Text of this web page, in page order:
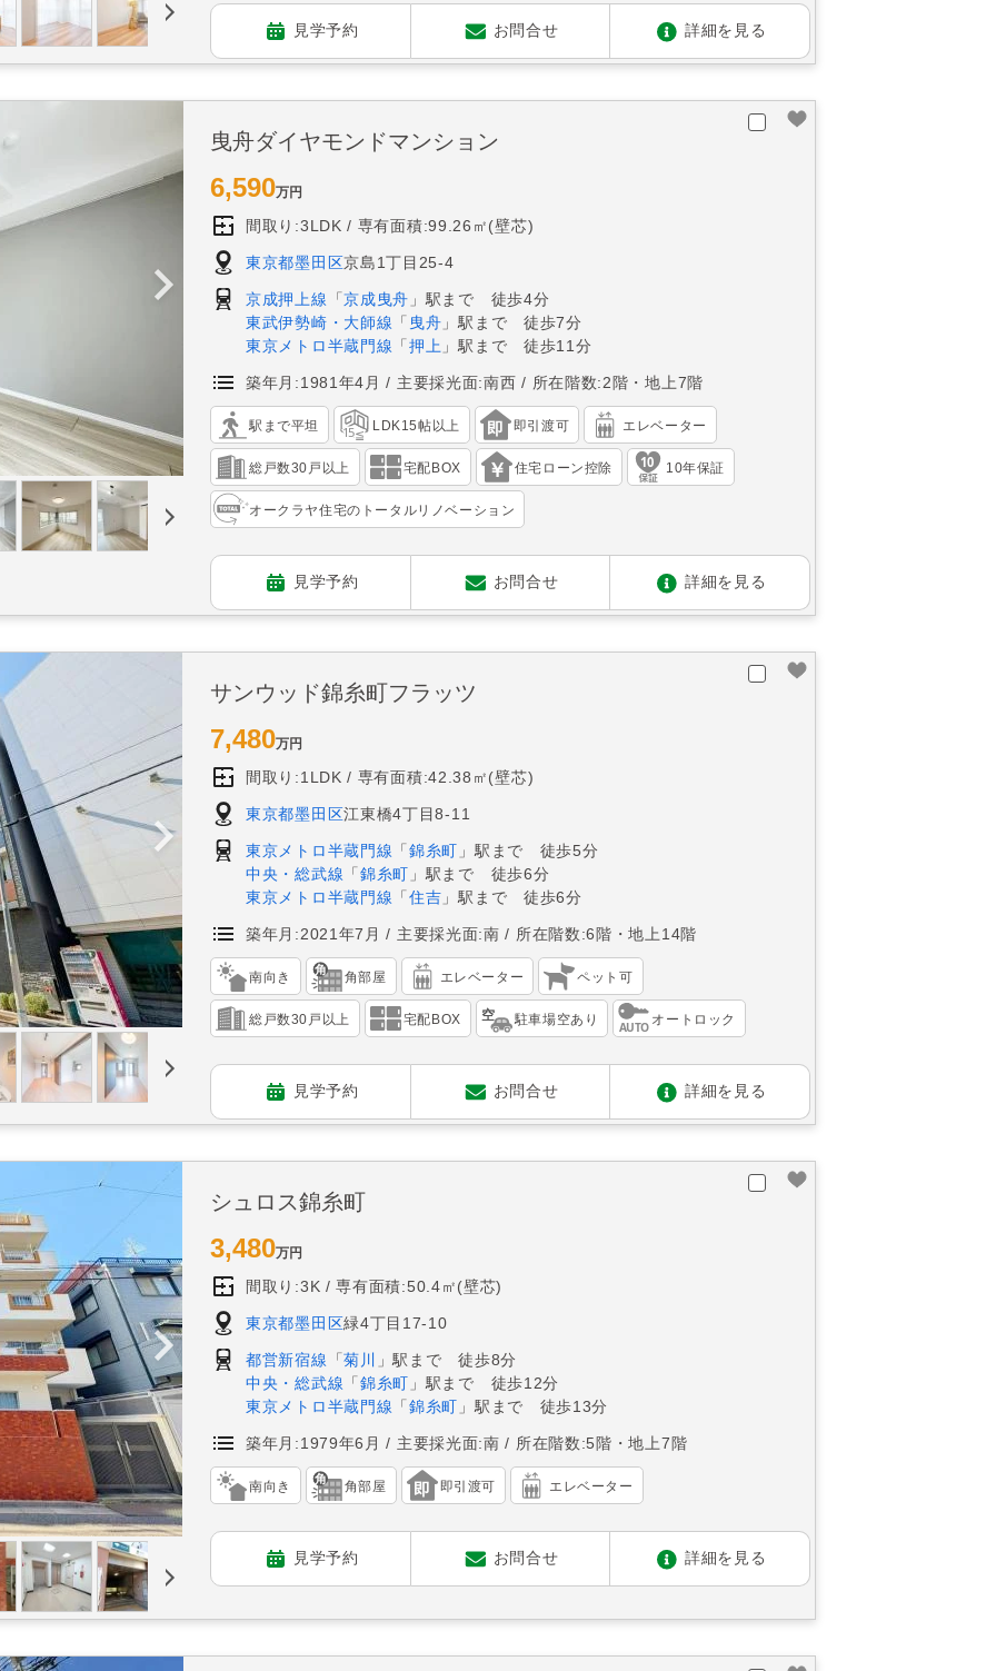
見学予約 お問合せ 詳細を見る
曳舟ダイヤモンドマンション
6,590万円
間取り:3LDK 専有面積:99.26㎡(壁芯)
東京都墨田区京島1丁目25-4
京成押上線 「京成曳舟 」駅まで 徒歩4分
東武伊勢崎・大師線 「 曳舟 」駅まで 徒歩7分
東京メトロ半蔵門線 「押上 」駅まで 徒歩11分
築年月:1981年4月 主要採光面:南西 所在階数:2階・地上7階
駅まで平坦 LDK15帖以上 即引渡可 エレベーター
総戸数30戸以上 宅配BOX 住宅ローン控除 10年保証
オークラヤ住宅のトータルリノベーション
見学予約 お問合せ 詳細を見る
サンウッド錦糸町フラッツ
7,480万円
間取り:1LDK 専有面積:42.38㎡(壁芯)
東京都墨田区江東橋4丁目8-11
東京メトロ半蔵門線 「錦糸町 」駅まで 徒歩5分
中央・総武線 「 錦糸町 」駅まで 徒歩6分
東京メトロ半蔵門線 「住吉 」駅まで 徒歩6分
築年月:2021年7月 主要採光面:南 所在階数:6階・地上14階
南向き 角部屋 エレベーター ペット可
総戸数30戸以上 宅配BOX 駐車場空あり オートロック
見学予約 お問合せ 詳細を見る
シュロス錦糸町
3,480万円
間取り:3K 専有面積:50.4㎡(壁芯)
東京都墨田区緑4丁目17-10
都営新宿線 「菊川
」駅まで 徒歩8分
中央・総武線 「 錦糸町 」駅まで 徒歩12分
東京メトロ半蔵門線 「錦糸町 」駅まで 徒歩13分
築年月:1979年6月 主要採光面:南 所在階数:5階・地上7階
南向き 角部屋 即引渡可 エレベーター
見学予約 お問合せ 詳細を見る